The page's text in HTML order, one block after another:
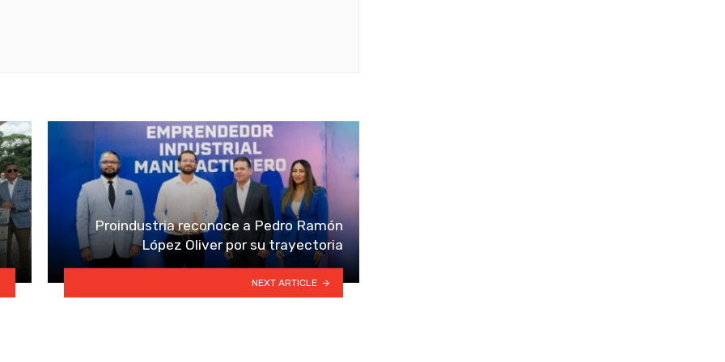
Proindustria reconoce a Pedro Ramón
López Oliver por su trayectoria
NEXT ARTICLE